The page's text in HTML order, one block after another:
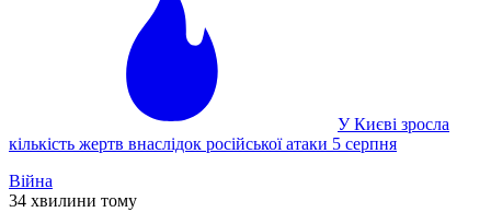
У Києві зросла
кількість жертв внаслідок російської атаки 5 серпня
Війна
34 хвилини тому